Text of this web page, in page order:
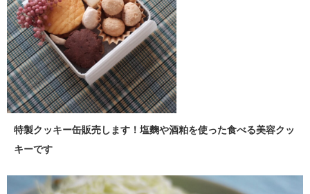
特製クッキー缶販売します！塩麴や酒粕を使った食べる美容クッ
キーです